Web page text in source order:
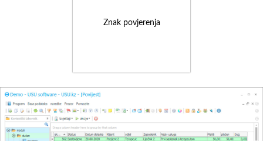
Znak povjerenja